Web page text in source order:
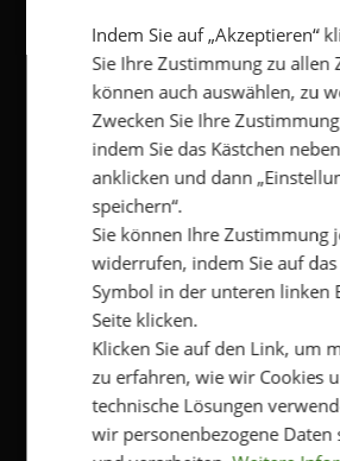
*
Genehmigen Sie die
persönlichen Daten *
Klicken Sie hier, um die Bedingungen und
Datenschutzbestimmungen von Kriss
Ja, ich bin damit einverstanden,
Daten gespeichert werden
SUPPORT
Indem Sie auf „Akzeptieren“
Sie Ihre Zustimmung zu allen
können auch auswählen, zu
Zwecken Sie Ihre
indem Sie das Kästchen
anklicken und dann
speichern“.
Sie können Ihre Zustimmung
widerrufen, indem Sie auf
Symbol in der unteren linken
Seite klicken.
Klicken Sie auf den Link, um
zu erfahren, wie wir Cookies
technische Lösungen
wir personenbezogene Daten